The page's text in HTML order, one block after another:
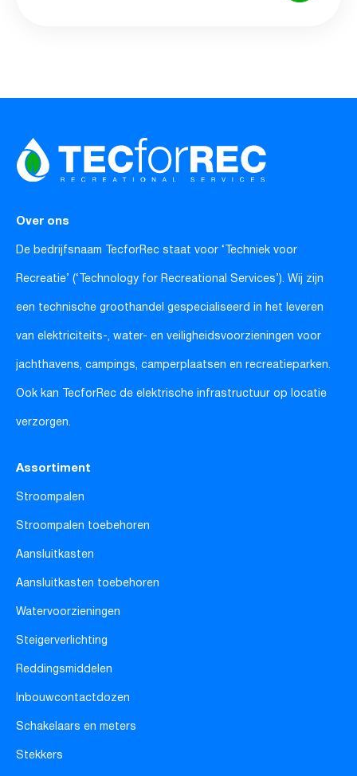
Over ons
De bedrijfsnaam TecforRec staat voor ‘Techniek voor
Recreatie’ (‘Technology for Recreational Services’). Wij zijn
een technische groothandel gespecialiseerd in het leveren
van elektriciteits-, water- en veiligheidsvoorzieningen voor
jachthavens, campings, camperplaatsen en recreatieparken.
Ook kan TecforRec de elektrische infrastructuur op locatie
verzorgen.
Assortiment
Stroompalen
Stroompalen toebehoren
Aansluitkasten
Aansluitkasten toebehoren
Watervoorzieningen
Steigerverlichting
Reddingsmiddelen
Inbouwcontactdozen
Schakelaars en meters
Stekkers